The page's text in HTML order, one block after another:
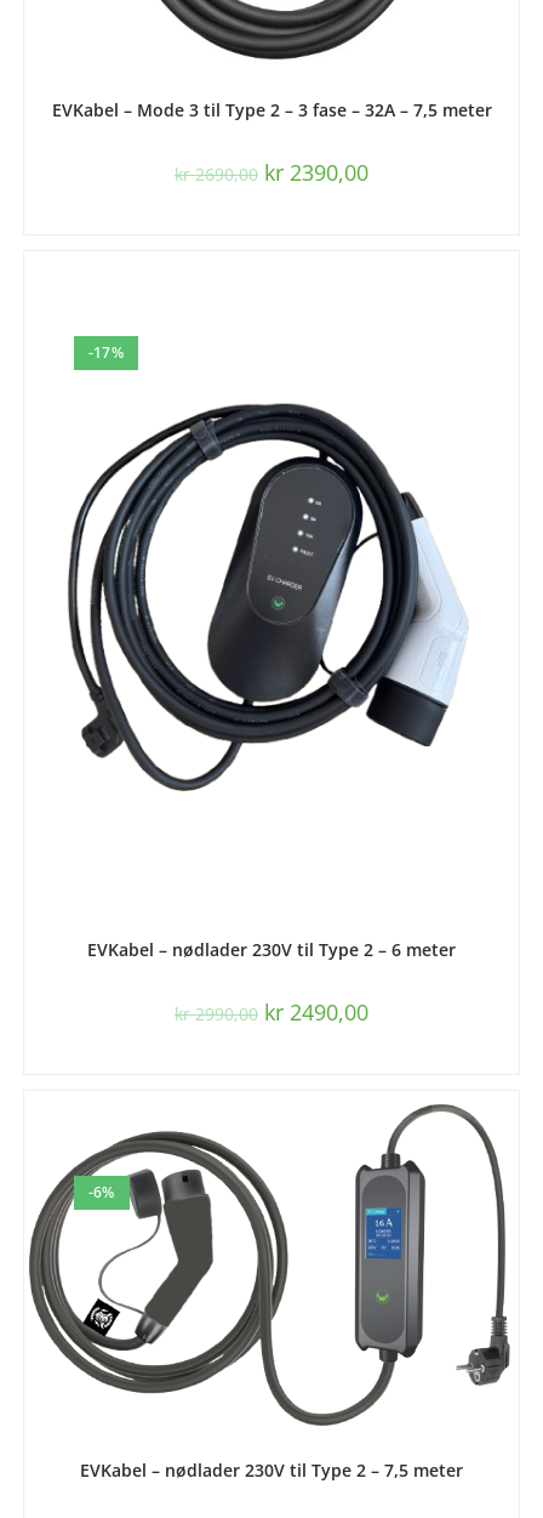
EVKabel – Mode 3 til Type 2 – 3 fase – 32A – 7,5 meter
kr2690,00 kr 2390,00
-17%
EVKabel – nødlader 230V til Type 2 – 6 meter
kr2990,00 kr 2490,00
-6%
EVKabel – nødlader 230V til Type 2 – 7,5 meter